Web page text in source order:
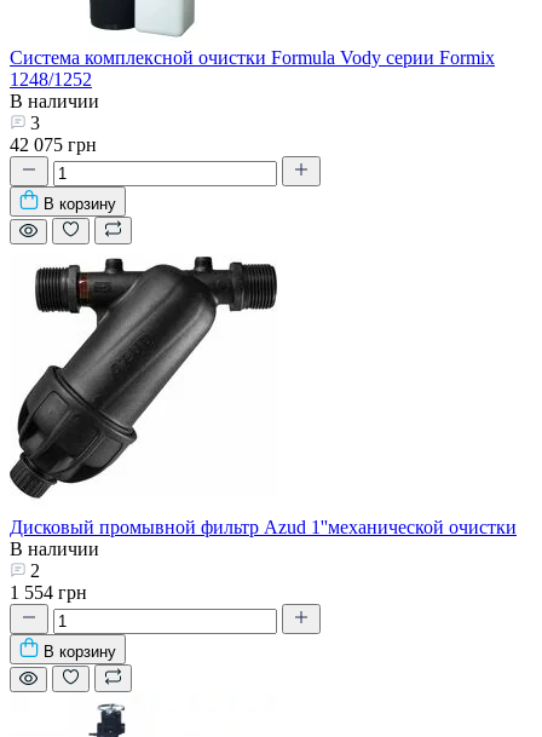
Система комплексной очистки Formula Vody серии Formix
1248/1252
В наличии
3
42 075 грн
В корзину
Дисковый промывной фильтр Azud 1''механической очистки
В наличии
2
1 554 грн
В корзину